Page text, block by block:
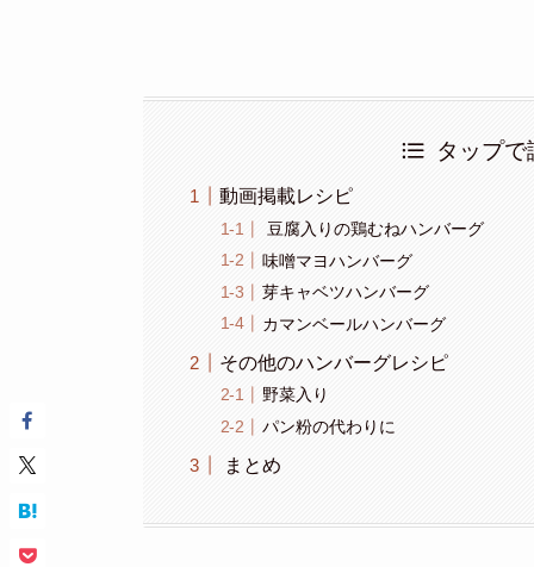
タップ
動画掲載レシピ
豆腐入りの鶏むねハンバーグ
味噌マヨハンバーグ
芽キャベツハンバーグ
カマンベールハンバーグ
その他のハンバーグレシピ
野菜入り
パン粉の代わりに
まとめ